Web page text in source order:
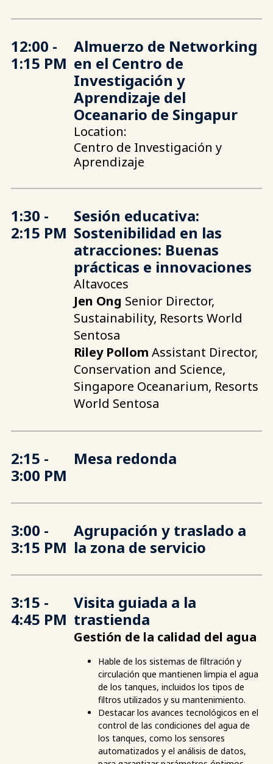
12:00 -
1:15 PM
Almuerzo de Networking
en el Centro de
Investigación y
Aprendizaje del
Oceanario de Singapur
Location:
Centro de Investigación y
Aprendizaje
1:30 -
2:15 PM
Sesión educativa:
Sostenibilidad en las
atracciones: Buenas
prácticas e innovaciones
Altavoces
Jen Ong Senior Director,
Sustainability, Resorts World
Sentosa
Riley Pollom Assistant Director,
Conservation and Science,
Singapore Oceanarium, Resorts
World Sentosa
2:15 -
3:00 PM
Mesa redonda
3:00 -
3:15 PM
Agrupación y traslado a
la zona de servicio
3:15 -
4:45 PM
Visita guiada a la
trastienda
Gestión de la calidad del agua
Hable de los sistemas de filtración y
circulación que mantienen limpia el agua
de los tanques, incluidos los tipos de
filtros utilizados y su mantenimiento.
Destacar los avances tecnológicos en el
control de las condiciones del agua de
los tanques, como los sensores
automatizados y el análisis de datos,